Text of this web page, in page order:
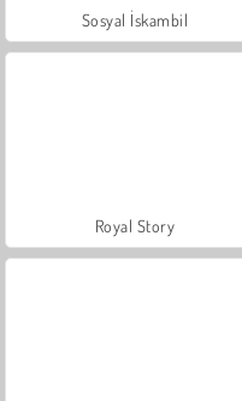
Sosyal İskambil
Royal Story